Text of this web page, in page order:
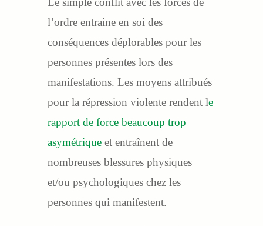
l’ordre entraine en soi des
conséquences déplorables pour les
personnes présentes lors des
manifestations. Les moyens attribués
pour la répression violente rendent le
rapport de force beaucoup trop
asymétrique et entraînent de
nombreuses blessures physiques
et/ou psychologiques chez les
personnes qui manifestent.